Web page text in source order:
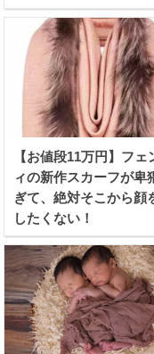
【お値段11万円】フェ
ィの新作スカーフが卑
ぎて、絶対そこから顔
したくない！